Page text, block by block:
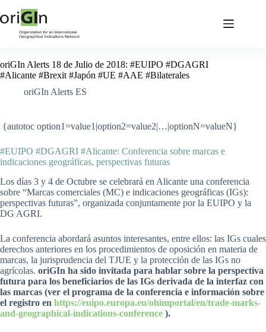
oriGIn Alerts 18 de Julio de 2018: #EUIPO #DGAGRI
#Alicante #Brexit #Japón #UE #AAE #Bilaterales
oriGIn Alerts ES
{autotoc option1=value1|option2=value2|…|optionN=valueN}
#EUIPO #DGAGRI #Alicante: Conferencia sobre marcas e
indicaciones geográficas, perspectivas futuras
Los días 3 y 4 de Octubre se celebrará en Alicante una conferencia
sobre “Marcas comerciales (MC) e indicaciones geográficas (IGs):
perspectivas futuras”, organizada conjuntamente por la EUIPO y la
DG AGRI.
La conferencia abordará asuntos interesantes, entre ellos: las IGs cuales
derechos anteriores en los procedimientos de oposición en materia de
marcas, la jurisprudencia del TJUE y la protección de las IGs no
agrícolas. oriGIn ha sido invitada para hablar sobre la perspectiva
futura para los beneficiarios de las IGs derivada de la interfaz con
las marcas (ver el programa de la conferencia e información sobre
el registro en https://euipo.europa.eu/ohimportal/en/trade-marks-
and-geographical-indications-conference ).